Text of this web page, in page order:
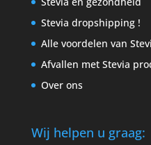
Stevia dropshipping !
Alle voordelen van
Afvallen met Stevia
Over ons
Wij helpen u graag: